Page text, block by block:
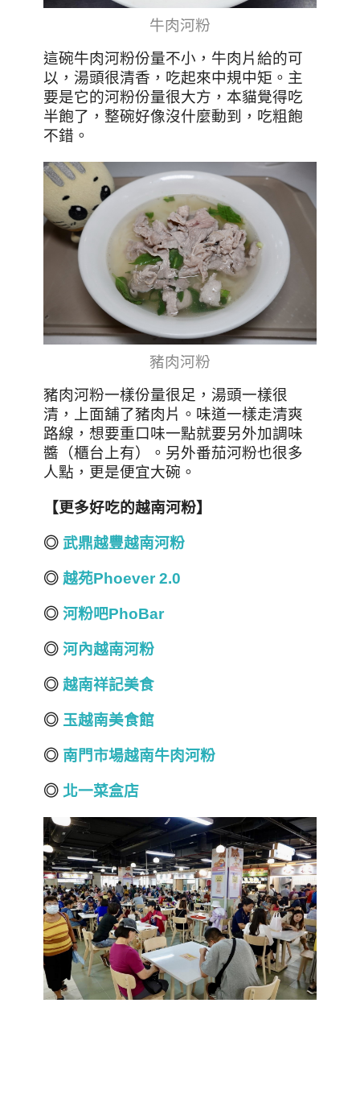
牛肉河粉
這碗牛肉河粉份量不小，牛肉片給的可
以，湯頭很清香，吃起來中規中矩。主
要是它的河粉份量很大方，本貓覺得吃
半飽了，整碗好像沒什麼動到，吃粗飽
不錯。
豬肉河粉
豬肉河粉一樣份量很足，湯頭一樣很
清，上面舖了豬肉片。味道一樣走清爽
路線，想要重口味一點就要另外加調味
醬（櫃台上有）。另外番茄河粉也很多
人點，更是便宜大碗。
【更多好吃的越南河粉】
◎ 武鼎越豐越南河粉
◎ 越苑Phoever 2.0
◎ 河粉吧PhoBar
◎ 河內越南河粉
◎ 越南祥記美食
◎ 玉越南美食館
◎ 南門市場越南牛肉河粉
◎ 北一菜盒店